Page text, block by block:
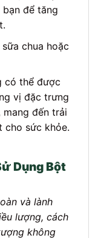
để tăng
chua hoặc
có thể được
vị đặc trưng
đến trải
cho sức khỏe.
Dụng Bột
và lành
lượng, cách
không